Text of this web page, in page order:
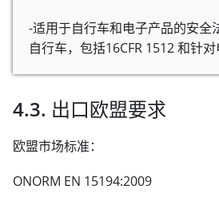
-适用于自行车和电子产品的安全
自行车，包括16CFR 1512 和针
4.3. 出口欧盟要求
欧盟市场标准：
ONORM EN 15194:2009